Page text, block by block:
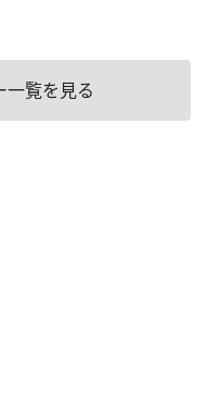
一覧を見る